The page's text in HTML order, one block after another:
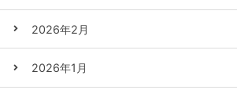
2026年2月
2026年1月